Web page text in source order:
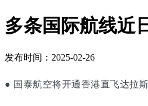
多条国际航线近
发布时间：2025-02-26
● 国泰航空将开通香港直飞达拉